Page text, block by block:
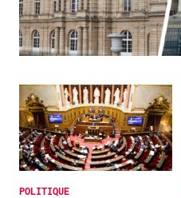
Abonnez-vous
POLITIQUE